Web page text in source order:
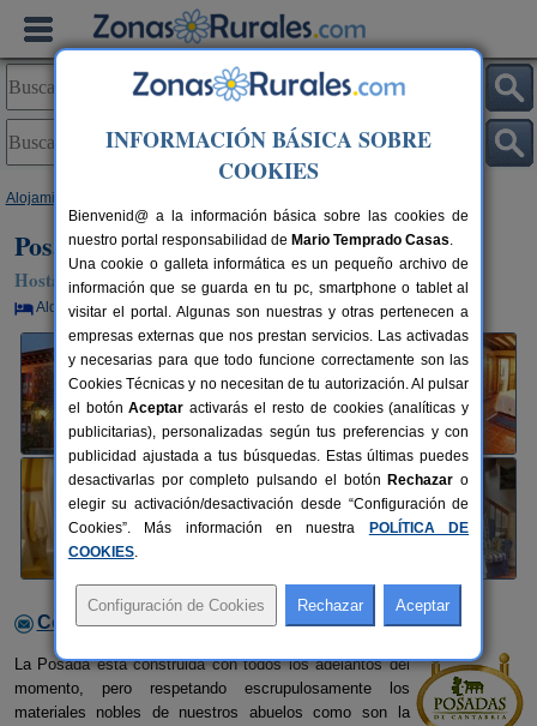
Alojamientos
Posada Rural El Trenti de Corona
Hostal Rural en Udías (Cantabria)
Alquiler por habitaciones 2-18+4 plazas 45 km de Santander
Contactar con el alojamiento
La Posada está construida con todos los adelantos del
momento, pero respetando escrupulosamente los
materiales nobles de nuestros abuelos como son la
INFORMACIÓN BÁSICA SOBRE
COOKIES
Bienvenid@ a la información básica sobre las cookies de
nuestro portal responsabilidad de Mario Temprado Casas.
Una cookie o galleta informática es un pequeño archivo de
información que se guarda en tu pc, smartphone o tablet al
visitar el portal. Algunas son nuestras y otras pertenecen a
empresas externas que nos prestan servicios. Las activadas
y necesarias para que todo funcione correctamente son las
Cookies Técnicas y no necesitan de tu autorización. Al pulsar
el botónAceptar activarás el resto de cookies (analíticas y
publicitarias), personalizadas según tus preferencias y con
publicidad ajustada a tus búsquedas. Estas últimas puedes
desactivarlas por completo pulsando el botón Rechazar o
elegir su activación/desactivación desde “Configuración de
Cookies”. Más información en nuestra
POLÍTICA DE
COOKIES.